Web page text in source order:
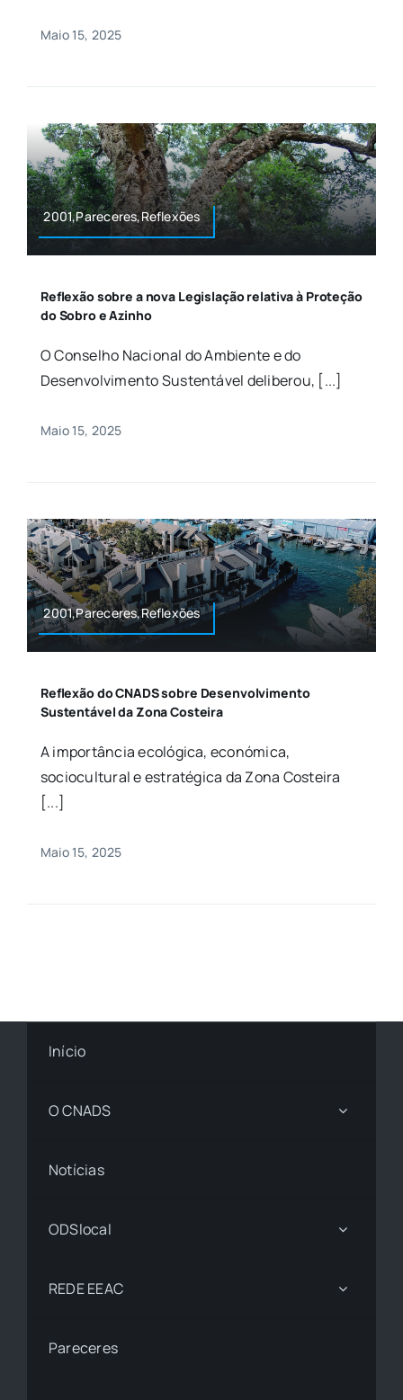
Maio 15, 2025
2001,Pareceres,Reflexões
Reflexão sobre a nova Legislação relativa à Proteção
do Sobro e Azinho
O Conselho Nacional do Ambiente e do
Desenvolvimento Sustentável deliberou, [...]
Maio 15, 2025
2001,Pareceres,Reflexões
Reflexão do CNADS sobre Desenvolvimento
Sustentável da Zona Costeira
A importância ecológica, económica,
sociocultural e estratégica da Zona Costeira
[...]
Maio 15, 2025
Início
O CNADS
Notícias
ODSlocal
REDE EEAC
Pareceres